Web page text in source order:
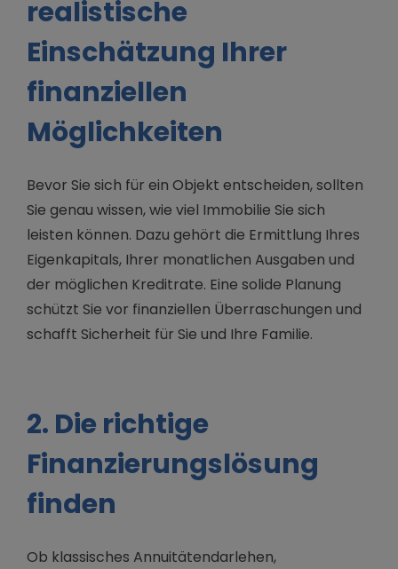
realistische
Einschätzung Ihrer
finanziellen
Möglichkeiten
Bevor Sie sich für ein Objekt entscheiden, sollten
Sie genau wissen, wie viel Immobilie Sie sich
leisten können. Dazu gehört die Ermittlung Ihres
Eigenkapitals, Ihrer monatlichen Ausgaben und
der möglichen Kreditrate. Eine solide Planung
schützt Sie vor finanziellen Überraschungen und
schafft Sicherheit für Sie und Ihre Familie.
2. Die richtige
Finanzierungslösung
finden
Ob klassisches Annuitätendarlehen,